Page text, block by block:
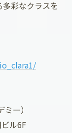
彩なクラスを
ー）
ル6F